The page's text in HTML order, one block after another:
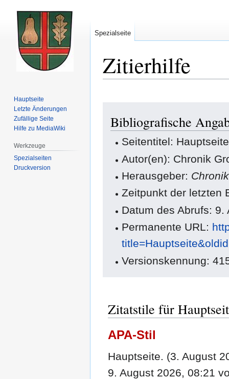
Zitierhilfe
Navigation
springen
Suche
springen
Bibliografische
Seitentitel: Hauptseite
Autor(en): Chronik
Herausgeber:
Zeitpunkt der letzten
Datum des Abrufs:
Permanente URL:
Versionskennung:
Zitatstile für
APA-Stil
Hauptseite. (3. August
9. August 2026, 08:21
Spezialseite
Hauptseite
Letzte Änderungen
Zufällige Seite
Hilfe zu MediaWiki
Werkzeuge
Spezialseiten
Druckversion